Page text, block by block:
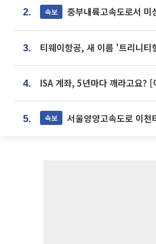
2. 속보 중부내륙고속도로서 미
3.
4. ISA 계좌, 5년마다 깨라고요? [
5. 속보 서울양양고속도로 이천